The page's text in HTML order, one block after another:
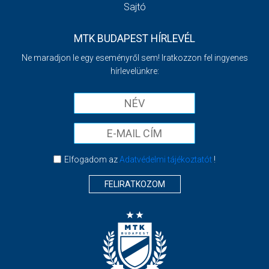
Sajtó
MTK BUDAPEST HÍRLEVÉL
Ne maradjon le egy eseményről sem! Iratkozzon fel ingyenes
hírlevelünkre:
Elfogadom azAdatvédelmi tájékoztatót!
FELIRATKOZOM